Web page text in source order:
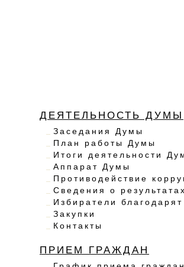
ДЕЯТЕЛЬНОСТЬ ДУМЫ
Заседания Думы
План работы Думы
Итоги деятельности
Аппарат Думы
Противодействие
Сведения о
Избиратели благодарят
Закупки
Контакты
ПРИЕМ ГРАЖДАН